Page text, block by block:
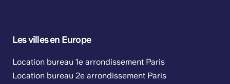
Les villes en Europe
Location bureau 1e arrondissement Paris
Location bureau 2e arrondissement Paris